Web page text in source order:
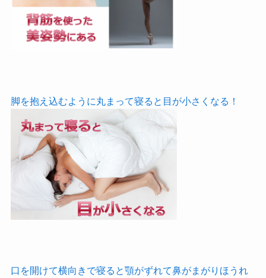
脚を抱え込むように丸まって寝ると目が小さくなる！
口を開けて横向きで寝ると顎がずれて鼻がまがりほうれ